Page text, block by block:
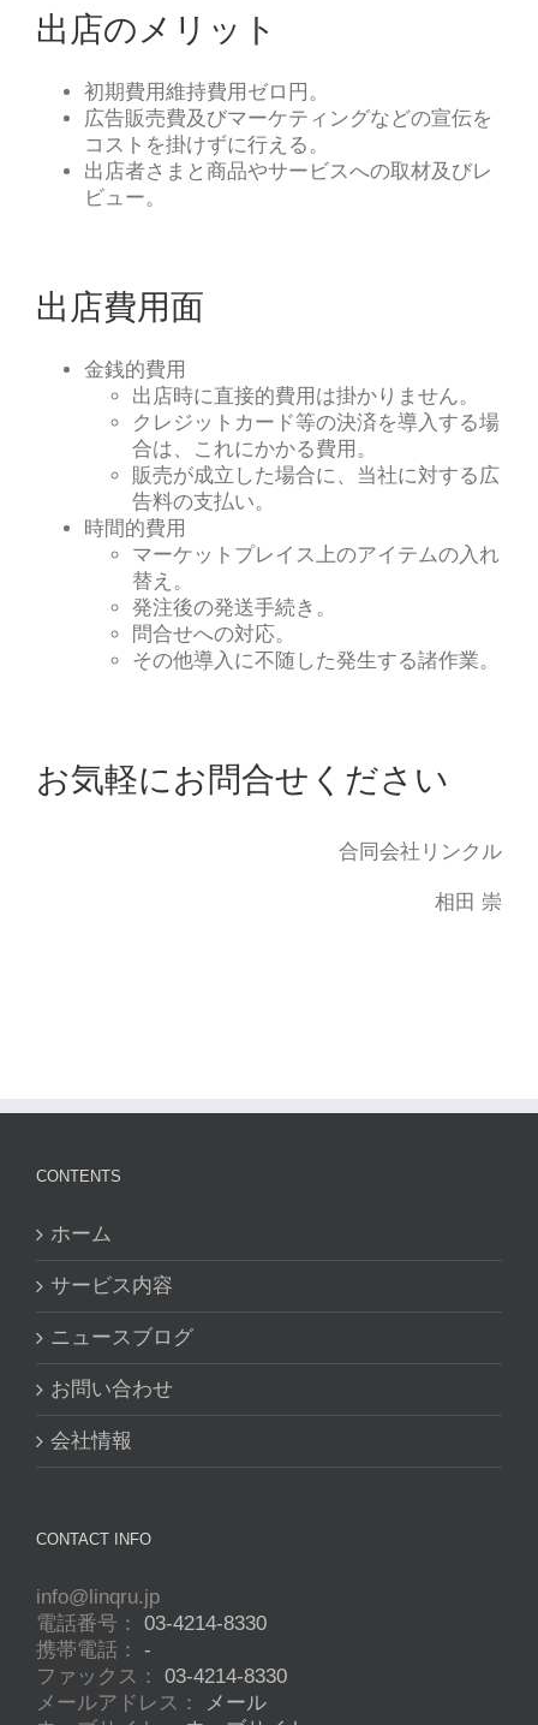
出店のメリット
初期費用維持費用ゼロ円。
広告販売費及びマーケティングなどの宣伝を
コストを掛けずに行える。
出店者さまと商品やサービスへの取材及びレ
ビュー。
出店費用面
金銭的費用
出店時に直接的費用は掛かりません。
クレジットカード等の決済を導入する場
合は、これにかかる費用。
販売が成立した場合に、当社に対する広
告料の支払い。
時間的費用
マーケットプレイス上のアイテムの入れ
替え。
発注後の発送手続き。
問合せへの対応。
その他導入に不随した発生する諸作業。
お気軽にお問合せください
合同会社リンクル
相田 崇
CONTENTS
ホーム
サービス内容
ニュースブログ
お問い合わせ
会社情報
CONTACT INFO
info@linqru.jp
電話番号： 03-4214-8330
携帯電話： -
ファックス： 03-4214-8330
メールアドレス：
メール